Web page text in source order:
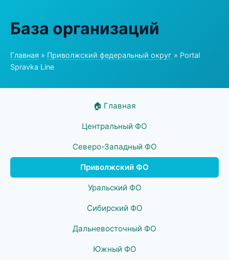
База организаций
Главная » Приволжский федеральный округ » Portal
Spravka Line
🏠 Главная
Центральный ФО
Северо-Западный ФО
Приволжский ФО
Уральский ФО
Сибирский ФО
Дальневосточный ФО
Южный ФО